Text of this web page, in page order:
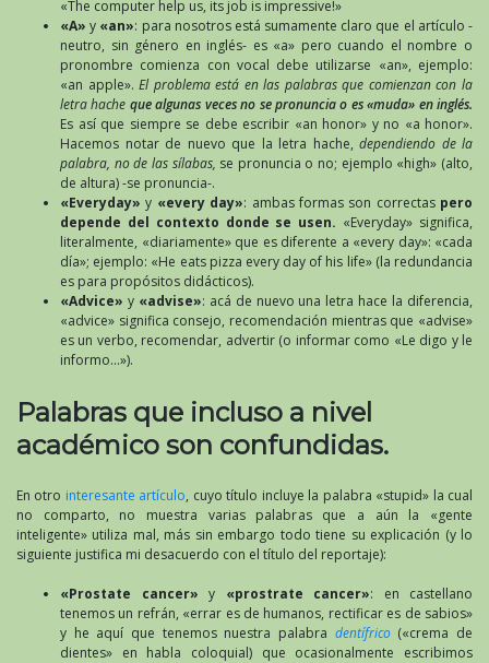
«The computer help us, its job is impressive!»
«A»y «an»: para nosotros está sumamente claro que el artículo -
neutro, sin género en inglés- es «a» pero cuando el nombre o
pronombre comienza con vocal debe utilizarse «an», ejemplo:
«an apple».El problema está en las palabras que comienzan con la
letra hache que algunas veces no se pronuncia o es «muda» en inglés.
Es así que siempre se debe escribir «an honor» y no «a honor».
Hacemos notar de nuevo que la letra hache, dependiendo de la
palabra, no de las sílabas, se pronuncia o no; ejemplo «high» (alto,
de altura) -se pronuncia-.
«Everyday» y «every day»: ambas formas son correctas pero
depende del contexto donde se usen. «Everyday» significa,
literalmente, «diariamente» que es diferente a «every day»: «cada
día»; ejemplo: «He eats pizza every day of his life» (la redundancia
es para propósitos didácticos).
«Advice» y «advise»: acá de nuevo una letra hace la diferencia,
«advice» significa consejo, recomendación mientras que «advise»
es un verbo, recomendar, advertir (o informar como «Le digo y le
informo…»).
Palabras que incluso a nivel
académico son confundidas.
En otro interesante artículo, cuyo título incluye la palabra «stupid» la cual
no comparto, no muestra varias palabras que a aún la «gente
inteligente» utiliza mal, más sin embargo todo tiene su explicación (y lo
siguiente justifica mi desacuerdo con el título del reportaje):
«Prostate cancer» y «prostrate cancer»: en castellano
tenemos un refrán, «errar es de humanos, rectificar es de sabios»
y he aquí que tenemos nuestra palabra dentífrico(«crema de
dientes» en habla coloquial) que ocasionalmente escribimos